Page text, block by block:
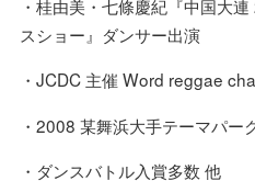
・桂由美・七條慶紀『中国大
スショー』ダンサー出演
・JCDC 主催 Word reggae
・2008 某舞浜大手テーマパー
・ダンスバトル入賞多数 他